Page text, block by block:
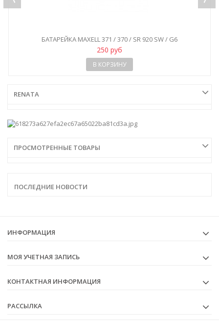
БАТАРЕЙКА MAXELL 371 / 370 / SR 920 SW / G6
250 руб
В КОРЗИНУ
RENATA
ПРОСМОТРЕННЫЕ ТОВАРЫ
ПОСЛЕДНИЕ НОВОСТИ
ИНФОРМАЦИЯ
МОЯ УЧЕТНАЯ ЗАПИСЬ
КОНТАКТНАЯ ИНФОРМАЦИЯ
РАССЫЛКА